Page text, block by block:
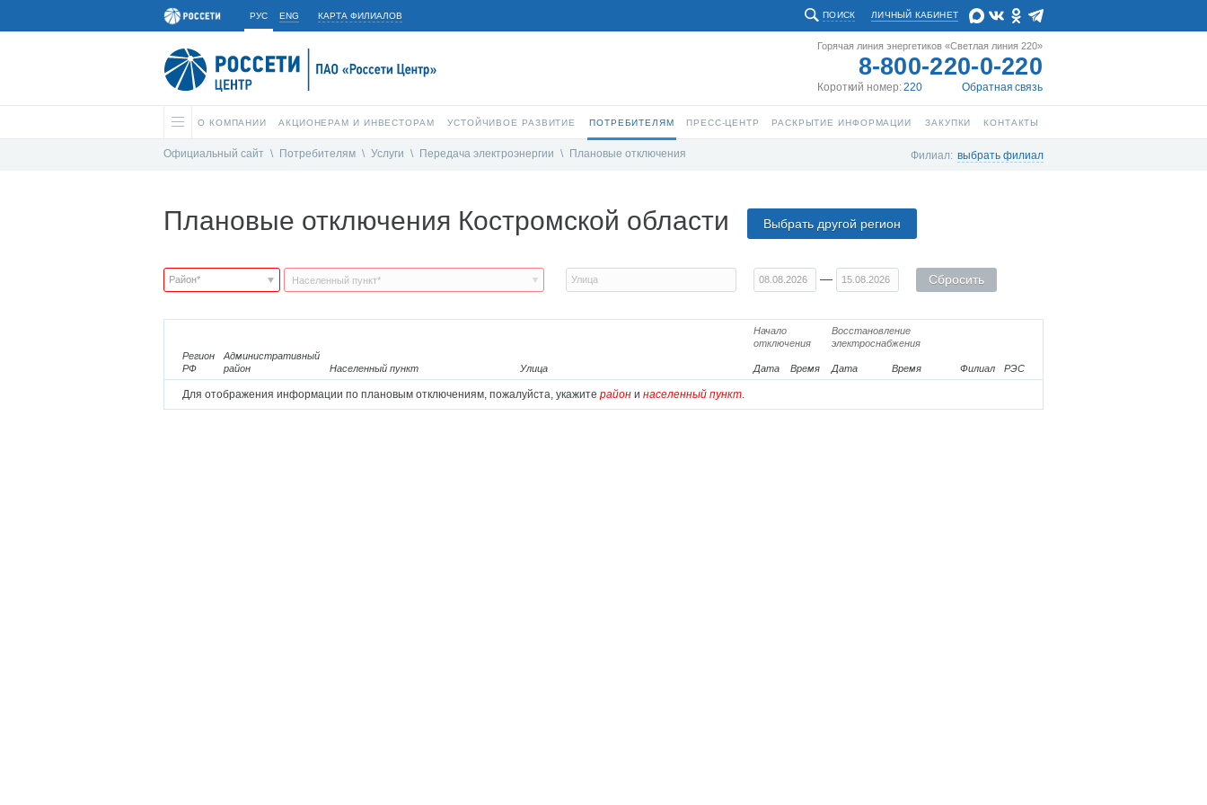
РУС ENG КАРТА ФИЛИАЛОВ ЛИЧНЫЙ КАБИНЕТ
ПОИСК
Горячая линия энергетиков «Светлая линия 220»
8-800-220-0-220
Короткий номер:220 Обратная связь
О КОМПАНИИ АКЦИОНЕРАМ И ИНВЕСТОРАМ УСТОЙЧИВОЕ РАЗВИТИЕ ПОТРЕБИТЕЛЯМ ПРЕСС-ЦЕНТР РАСКРЫТИЕ ИНФОРМАЦИИ ЗАКУПКИ КОНТАКТЫ
Официальный сайт \ Потребителям \ Услуги \ Передача электроэнергии \ Плановые отключения Филиал: выбрать филиал
Плановые отключения Костромской области Выбрать другой регион
— Сбросить
Начало
отключения
Восстановление
электроснабжения
Регион
РФ
Административный
район
Населенный пункт Улица Дата Время Дата Время Филиал РЭС
Для отображения информации по плановым отключениям, пожалуйста, укажите район и населенный пункт.